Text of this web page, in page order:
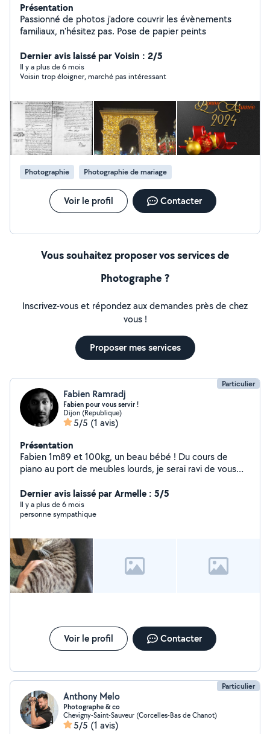
Présentation
Passionné de photos j'adore couvrir les évènements
familiaux, n'hésitez pas. Pose de papier peints
Dernier avis laissé par Voisin : 2/5
Il y a plus de 6 mois
Voisin trop éloigner, marché pas intéressant
Photographie Photographie de mariage
Voir le profil Contacter
Vous souhaitez proposer vos services de
Photographe ?
Inscrivez-vous et répondez aux demandes près de chez
vous !
Proposer mes services
Particulier
Fabien Ramradj
Fabien pour vous servir !
Dijon (Republique)
5/5 (1 avis)
Présentation
Fabien 1m89 et 100kg, un beau bébé ! Du cours de
piano au port de meubles lourds, je serai ravi de vous
Dernier avis laissé par Armelle : 5/5
Il y a plus de 6 mois
personne sympathique
Voir le profil Contacter
Particulier
Anthony Melo
Photographe & co
Chevigny-Saint-Sauveur (Corcelles-Bas de Chanot)
5/5 (1 avis)